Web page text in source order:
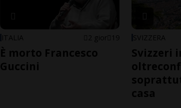
ITALIA 2 gior 19
È morto Francesco
Guccini
SVIZZERA
Svizzeri
casa